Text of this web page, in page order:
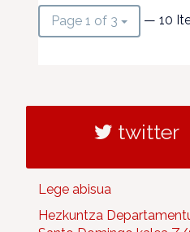
Page 1 of 3 — 10
twitter
Lege abisua
Hezkuntza